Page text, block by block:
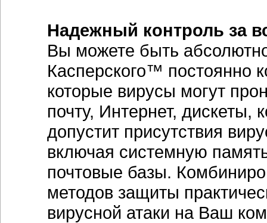
Надежный контроль за
Вы можете быть
Касперского™ постоянно
которые вирусы могут
почту, Интернет, дискеты,
допустит присутствия
включая системную
почтовые базы.
методов защиты
вирусной атаки на Ваш